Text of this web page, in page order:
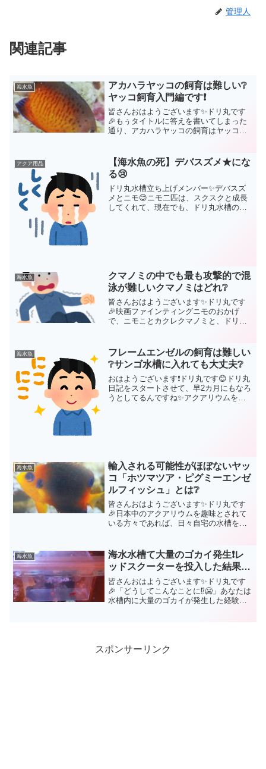
管理人
関連記事
海水魚
アカハラヤッコの飼育は難しい❔
ヤッコ飼育入門編です❗
皆さんおはようございます✨ドリ丸です
🎉もぅタイトルに答えを書いてしまった
通り、アカハラヤッコの飼育はヤッコの
いる方にはピッタリのヤッコです😄アカ
ハラヤッコの飼育について...
アクア用品
【海水魚の死】デバスズメ★にな
る😢
ドリ丸水槽立ち上げメンバー✨デバスズ
メとニモ😊ニモ二匹は、スクスクと成長
してくれて、現在でも、ドリ丸水槽の主
海水魚
クマノミの中でも最も攻撃的で混
泳が難しいクマノミはどれ❔
皆さんおはようございます✨ドリ丸です
🎉映画ファインティングニモのおかげ
で、ニモことカクレクマノミと、ドリー
思われた方のほとんどが、この2匹をいれ
ようとされるのではな...
海水魚
フレームエンゼルの飼育は難しい
❔サンゴ水槽に入れても大丈夫❔
おはようございます❗ドリ丸です😊ドリ丸
日記をスタートさせて、早2カ月にもなろ
うとしてるんですね✨アクアリウムを趣
海水魚
輸入される可能性がほぼないヤッ
コ「ホツマツア・ピグミーエンゼ
ルフィッシュ」とは❔
皆さんおはようございます✨ドリ丸です
🎉日本中のアクアリウムを趣味とされて
いる方々であれば、日々自宅の水槽を自
たいその方が何を目指しているかが分か
るものです。小型ヤッコを...
海水魚
海水水槽て大量のゴカイ発生❗レ
ッドスクーターを投入した結果…
皆さんおはようございます✨ドリ丸です
🎉「どうしてこんなことに⁉️🥶」あなたは
水槽内に大量のゴカイが発生した経験は
スポンサーリンク